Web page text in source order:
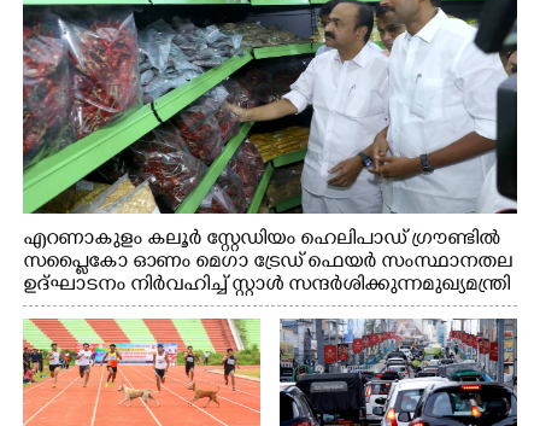
എറണാകുളം കലൂർ സ്റ്റേഡിയം ഹെലിപാഡ് ഗ്രൗണ്ടിൽ
സപ്ളൈകോ ഓണം മെഗാ ട്രേഡ് ഫെയർ സംസ്ഥാനതല
ഉദ്ഘാടനം നിർവഹിച്ച് സ്റ്റാൾ സന്ദർശിക്കുന്ന മുഖ്യമന്ത്രി
വി.ഡി. സതീശൻ. മന്ത്രി അനൂപ് ജേക്കബ് സമീപം